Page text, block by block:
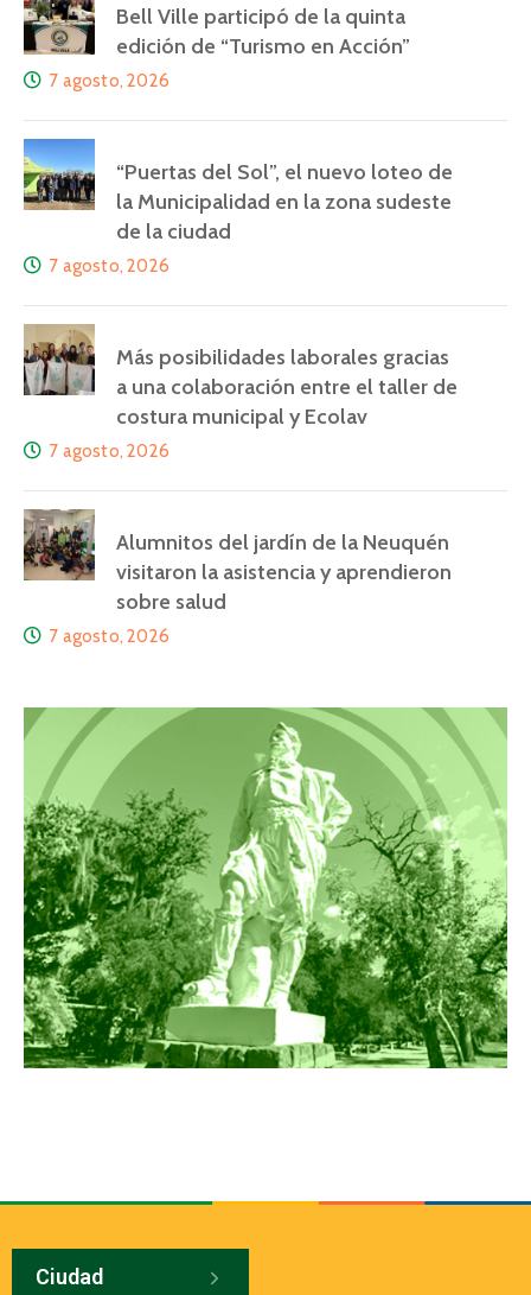
Bell Ville participó de la quinta
edición de “Turismo en Acción”
7 agosto, 2026
“Puertas del Sol”, el nuevo loteo de
la Municipalidad en la zona sudeste
de la ciudad
7 agosto, 2026
Más posibilidades laborales gracias
a una colaboración entre el taller de
costura municipal y Ecolav
7 agosto, 2026
Alumnitos del jardín de la Neuquén
visitaron la asistencia y aprendieron
sobre salud
7 agosto, 2026
Ciudad